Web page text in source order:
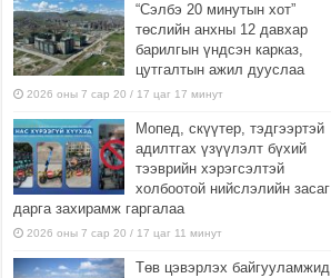
“Сэлбэ 20 минутын хот”
төслийн анхны 12 давхар
барилгын үндсэн карказ,
цутгалтын ажил дууслаа
2026 оны 7 сар 20 / 17 цаг 17 минут
Мопед, скүүтер, тэдгээртэй
адилтгах үзүүлэлт бүхий
тээврийн хэрэгсэлтэй
холбоотой нийслэлийн засаг
дарга захирамж гаргалаа
2026 оны 7 сар 20 / 17 цаг 11 минут
Төв цэвэрлэх байгууламжид